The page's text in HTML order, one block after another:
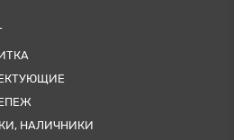
НАЛИЧНИКИ